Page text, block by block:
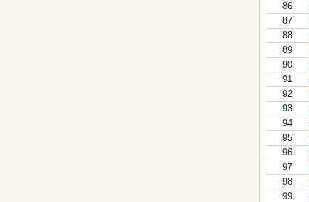
86
87
88
89
90
91
92
93
94
95
96
97
98
99